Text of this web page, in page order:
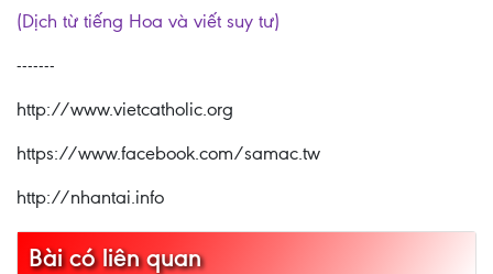
(Dịch từ tiếng Hoa và viết suy tư)
-------
http://www.vietcatholic.org
https://www.facebook.com/samac.tw
http://nhantai.info
Bài có liên quan